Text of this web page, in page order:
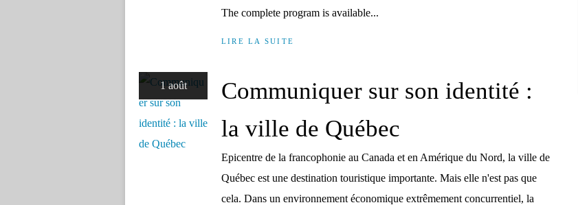
The complete program is available...
LIRE LA SUITE
1 août
Communiquer sur son identité :
la ville de Québec
Epicentre de la francophonie au Canada et en Amérique du Nord, la ville de
Québec est une destination touristique importante. Mais elle n'est pas que
cela. Dans un environnement économique extrêmement concurrentiel, la